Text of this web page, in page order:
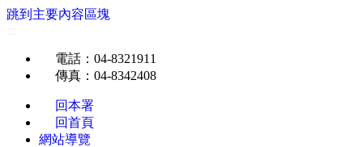
跳到主要內容區塊
電話 ：04-8321911
傳真 ：04-8342408
回本署
回首頁
網站導覽